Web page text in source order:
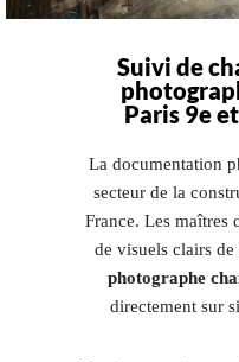
Suivi de
Paris 9e
La documentation
secteur de la
France. Les maîtres
de visuels clairs
photographe
directement sur